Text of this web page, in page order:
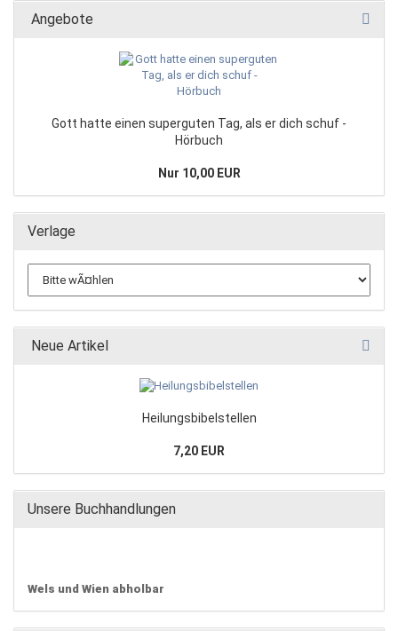
Angebote
Gott hatte einen superguten Tag, als er dich schuf -
Hörbuch
Nur 10,00 EUR
Verlage
Neue Artikel
Heilungsbibelstellen
7,20 EUR
Unsere Buchhandlungen
Wels und Wien abholbar